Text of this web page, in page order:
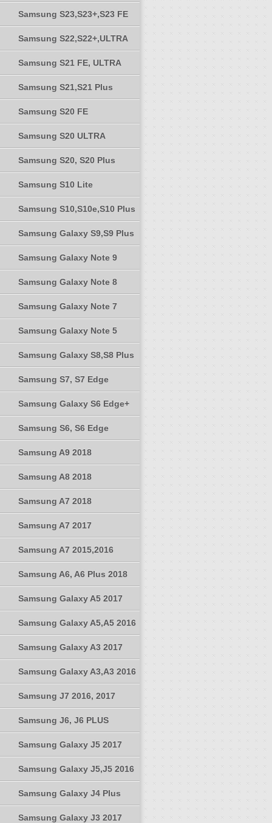
Samsung S23,S23+,S23 FE
Samsung S22,S22+,ULTRA
Samsung S21 FE, ULTRA
Samsung S21,S21 Plus
Samsung S20 FE
Samsung S20 ULTRA
Samsung S20, S20 Plus
Samsung S10 Lite
Samsung S10,S10e,S10 Plus
Samsung Galaxy S9,S9 Plus
Samsung Galaxy Note 9
Samsung Galaxy Note 8
Samsung Galaxy Note 7
Samsung Galaxy Note 5
Samsung Galaxy S8,S8 Plus
Samsung S7, S7 Edge
Samsung Galaxy S6 Edge+
Samsung S6, S6 Edge
Samsung A9 2018
Samsung A8 2018
Samsung A7 2018
Samsung A7 2017
Samsung A7 2015,2016
Samsung A6, A6 Plus 2018
Samsung Galaxy A5 2017
Samsung Galaxy A5,A5 2016
Samsung Galaxy A3 2017
Samsung Galaxy A3,A3 2016
Samsung J7 2016, 2017
Samsung J6, J6 PLUS
Samsung Galaxy J5 2017
Samsung Galaxy J5,J5 2016
Samsung Galaxy J4 Plus
Samsung Galaxy J3 2017